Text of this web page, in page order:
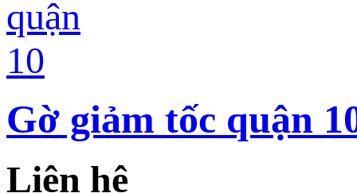
Gờ giảm tốc quận
Liên hệ